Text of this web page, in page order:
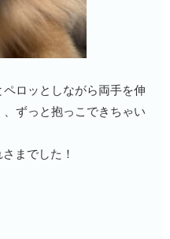
ロッとしながら両手を伸
ずっと抱っこできちゃい
までした！